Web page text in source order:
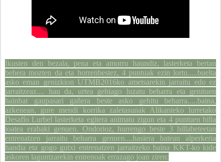
Ikusten den bezala, pena eta amorru haundiz, lasterketa bertan
behera mozten da eta horrenbestez, 4 puntuak ezin lortu.....buelta
asko eman genizkion UTMB2016ko ametsarekin jarraitu edo ez
jarraitzeaz.... hau da, urtea gehiago luzatu beharra eta genituen
hainbat gaupasari gañera beste asko gehitu beharra.....baina,
azkenean, gure mendi korrika zaletasunak Alikanteko lurretako
Desafío Lurbel lasterketa egitera animatu zigun eta 4 puntuen billa
joatea erabaki genuen. Ondorioz, hurrengo beste 3 hillabeteetan
entrenatzen jarraitu beharra genuen....hasiera batean alperkeria
handia eta gogo gutxi entrenatzen jarraitzeko baina KKT-ko kide
askoren laguntzarekin entrenoak errazago joan ziren: